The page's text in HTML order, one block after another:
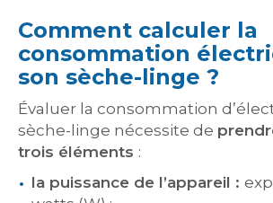
Comment calculer la
consommation
son sèche-linge ?
Évaluer la consommation
sèche-linge nécessite de
trois éléments :
la puissance de l’appareil :